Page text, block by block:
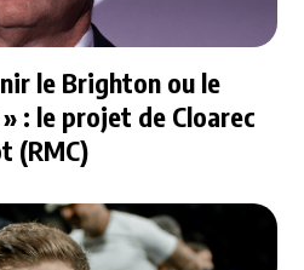
le Brighton ou le
: le projet de Cloarec
(RMC)